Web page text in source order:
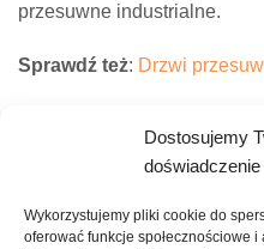
Dostosujemy
doświadczenie
Wykorzystujemy pliki cookie do
oferować funkcje społecznościowe
przesuwne industrialne.
Sprawdź też: Drzwi
wysokie przestrzenie z
których króluje to, co
chluby, a więc drewno,
kable. Ponieważ ten styl